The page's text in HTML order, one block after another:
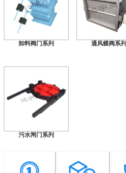
卸料阀门系列 通风蝶阀系列
污水闸门系列